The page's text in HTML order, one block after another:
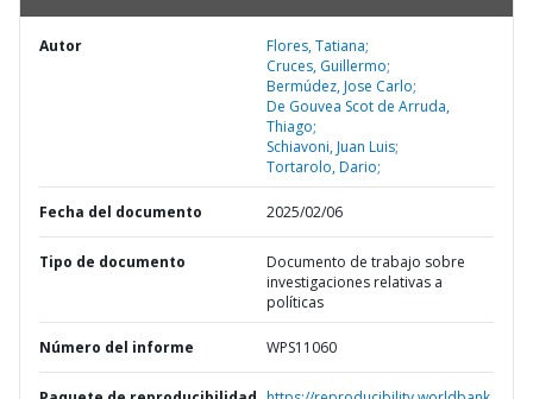
Autor
Flores, Tatiana;
Cruces, Guillermo;
Bermúdez, Jose Carlo;
De Gouvea Scot de Arruda,
Thiago;
Schiavoni, Juan Luis;
Tortarolo, Dario;
Fecha del documento 2025/02/06
Tipo de documento
Documento de trabajo sobre
investigaciones relativas a
políticas
Número del informe WPS11060